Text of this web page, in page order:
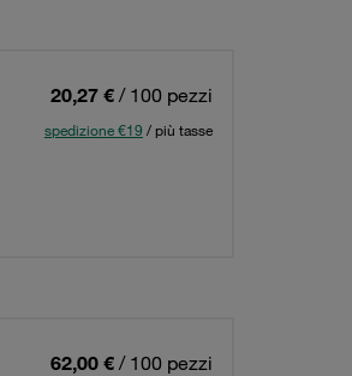
20,27 € / 100 pezzi
spedizione €19 / più tasse
62,00 € / 100 pezzi